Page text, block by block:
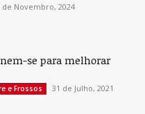
de Novembro, 2024
se para melhorar
e Frossos 31 de Julho, 2021